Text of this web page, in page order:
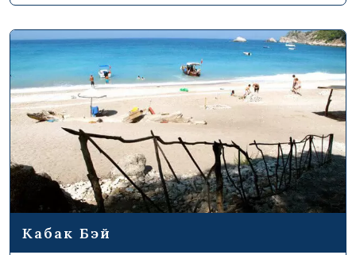
видами спорта … В Фетхие, который обещает
своим гостям незабываемый отдых с его
древним прошлым, можно провести
множество ритуалов. Фетхие предлагает
уникальный отдых для тех, кто устал от
городского хаоса и хочет погрузиться в лоно
природы и моря.
Кабак Бэй